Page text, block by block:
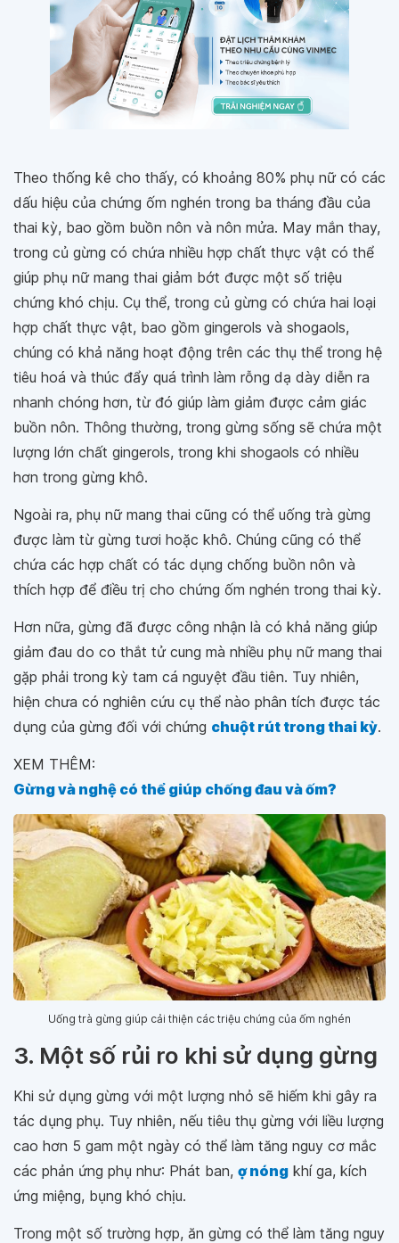
Theo thống kê cho thấy, có khoảng 80% phụ nữ có các
dấu hiệu của chứng ốm nghén trong ba tháng đầu của
thai kỳ, bao gồm buồn nôn và nôn mửa. May mắn thay,
trong củ gừng có chứa nhiều hợp chất thực vật có thể
giúp phụ nữ mang thai giảm bớt được một số triệu
chứng khó chịu. Cụ thể, trong củ gừng có chứa hai loại
hợp chất thực vật, bao gồm gingerols và shogaols,
chúng có khả năng hoạt động trên các thụ thể trong hệ
tiêu hoá và thúc đẩy quá trình làm rỗng dạ dày diễn ra
nhanh chóng hơn, từ đó giúp làm giảm được cảm giác
buồn nôn. Thông thường, trong gừng sống sẽ chứa một
lượng lớn chất gingerols, trong khi shogaols có nhiều
hơn trong gừng khô.
Ngoài ra, phụ nữ mang thai cũng có thể uống trà gừng
được làm từ gừng tươi hoặc khô. Chúng cũng có thể
chứa các hợp chất có tác dụng chống buồn nôn và
thích hợp để điều trị cho chứng ốm nghén trong thai kỳ.
Hơn nữa, gừng đã được công nhận là có khả năng giúp
giảm đau do co thắt tử cung mà nhiều phụ nữ mang thai
gặp phải trong kỳ tam cá nguyệt đầu tiên. Tuy nhiên,
hiện chưa có nghiên cứu cụ thể nào phân tích được tác
dụng của gừng đối với chứng chuột rút trong thai kỳ.
XEM THÊM:
Gừng và nghệ có thể giúp chống đau và ốm?
Uống trà gừng giúp cải thiện các triệu chứng của ốm nghén
3. Một số rủi ro khi sử dụng gừng
Khi sử dụng gừng với một lượng nhỏ sẽ hiếm khi gây ra
tác dụng phụ. Tuy nhiên, nếu tiêu thụ gừng với liều lượng
cao hơn 5 gam một ngày có thể làm tăng nguy cơ mắc
các phản ứng phụ như: Phát ban, ợ nóng khí ga, kích
ứng miệng, bụng khó chịu.
Trong một số trường hợp, ăn gừng có thể làm tăng nguy